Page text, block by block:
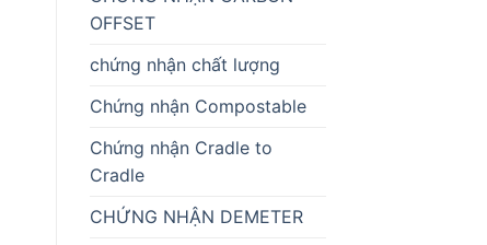
OFFSET
chứng nhận chất lượng
Chứng nhận Compostable
Chứng nhận Cradle to
Cradle
CHỨNG NHẬN DEMETER